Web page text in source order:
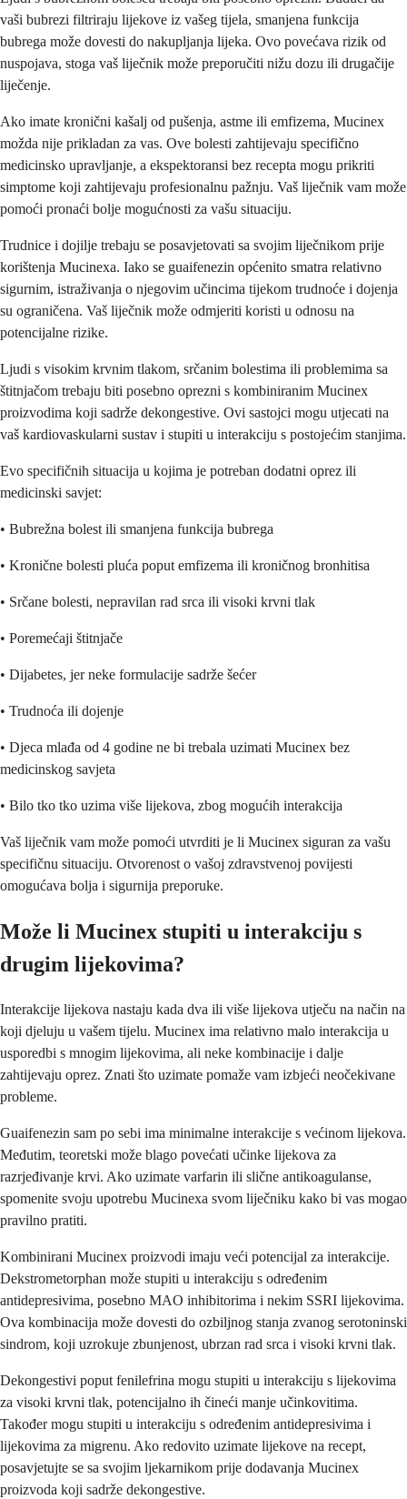
vaši bubrezi filtriraju lijekove iz vašeg tijela, smanjena funkcija
bubrega može dovesti do nakupljanja lijeka. Ovo povećava rizik od
nuspojava, stoga vaš liječnik može preporučiti nižu dozu ili drugačije
liječenje.
Ako imate kronični kašalj od pušenja, astme ili emfizema, Mucinex
možda nije prikladan za vas. Ove bolesti zahtijevaju specifično
medicinsko upravljanje, a ekspektoransi bez recepta mogu prikriti
simptome koji zahtijevaju profesionalnu pažnju. Vaš liječnik vam može
pomoći pronaći bolje mogućnosti za vašu situaciju.
Trudnice i dojilje trebaju se posavjetovati sa svojim liječnikom prije
korištenja Mucinexa. Iako se guaifenezin općenito smatra relativno
sigurnim, istraživanja o njegovim učincima tijekom trudnoće i dojenja
su ograničena. Vaš liječnik može odmjeriti koristi u odnosu na
potencijalne rizike.
Ljudi s visokim krvnim tlakom, srčanim bolestima ili problemima sa
štitnjačom trebaju biti posebno oprezni s kombiniranim Mucinex
proizvodima koji sadrže dekongestive. Ovi sastojci mogu utjecati na
vaš kardiovaskularni sustav i stupiti u interakciju s postojećim stanjima.
Evo specifičnih situacija u kojima je potreban dodatni oprez ili
medicinski savjet:
• Bubrežna bolest ili smanjena funkcija bubrega
• Kronične bolesti pluća poput emfizema ili kroničnog bronhitisa
• Srčane bolesti, nepravilan rad srca ili visoki krvni tlak
• Poremećaji štitnjače
• Dijabetes, jer neke formulacije sadrže šećer
• Trudnoća ili dojenje
• Djeca mlađa od 4 godine ne bi trebala uzimati Mucinex bez
medicinskog savjeta
• Bilo tko tko uzima više lijekova, zbog mogućih interakcija
Vaš liječnik vam može pomoći utvrditi je li Mucinex siguran za vašu
specifičnu situaciju. Otvorenost o vašoj zdravstvenoj povijesti
omogućava bolja i sigurnija preporuke.
Može li Mucinex stupiti u interakciju s
drugim lijekovima?
Interakcije lijekova nastaju kada dva ili više lijekova utječu na način na
koji djeluju u vašem tijelu. Mucinex ima relativno malo interakcija u
usporedbi s mnogim lijekovima, ali neke kombinacije i dalje
zahtijevaju oprez. Znati što uzimate pomaže vam izbjeći neočekivane
probleme.
Guaifenezin sam po sebi ima minimalne interakcije s većinom lijekova.
Međutim, teoretski može blago povećati učinke lijekova za
razrjeđivanje krvi. Ako uzimate varfarin ili slične antikoagulanse,
spomenite svoju upotrebu Mucinexa svom liječniku kako bi vas mogao
pravilno pratiti.
Kombinirani Mucinex proizvodi imaju veći potencijal za interakcije.
Dekstrometorphan može stupiti u interakciju s određenim
antidepresivima, posebno MAO inhibitorima i nekim SSRI lijekovima.
Ova kombinacija može dovesti do ozbiljnog stanja zvanog serotoninski
sindrom, koji uzrokuje zbunjenost, ubrzan rad srca i visoki krvni tlak.
Dekongestivi poput fenilefrina mogu stupiti u interakciju s lijekovima
za visoki krvni tlak, potencijalno ih čineći manje učinkovitima.
Također mogu stupiti u interakciju s određenim antidepresivima i
lijekovima za migrenu. Ako redovito uzimate lijekove na recept,
posavjetujte se sa svojim ljekarnikom prije dodavanja Mucinex
proizvoda koji sadrže dekongestive.